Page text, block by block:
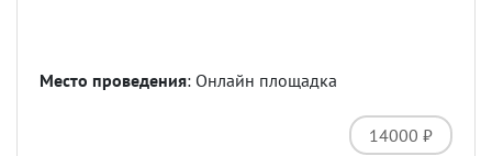
Место проведения: Онлайн площадка
14000 ₽